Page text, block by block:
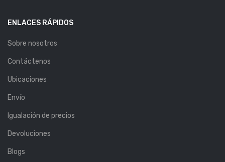
ENLACES RÁPIDOS
Sobre nosotros
Contáctenos
Ubicaciones
Envío
Igualación de precios
Devoluciones
Blogs